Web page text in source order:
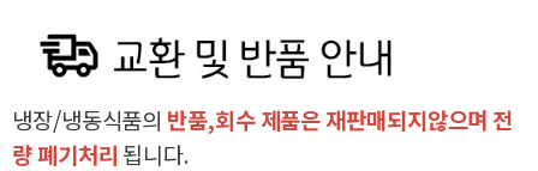
냉장/냉동식품의 반품,회수 제품은 재판매되지않으며 전
량 폐기처리 됩니다.